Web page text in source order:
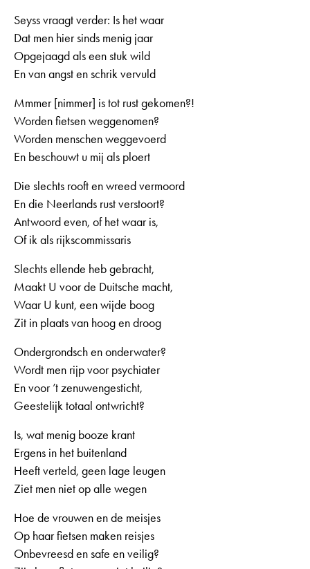
Seyss vraagt verder: Is het waar
Dat men hier sinds menig jaar
Opgejaagd als een stuk wild
En van angst en schrik vervuld
Mmmer [nimmer] is tot rust gekomen?!
Worden fietsen weggenomen?
Worden menschen weggevoerd
En beschouwt u mij als ploert
Die slechts rooft en wreed vermoord
En die Neerlands rust verstoort?
Antwoord even, of het waar is,
Of ik als rijkscommissaris
Slechts ellende heb gebracht,
Maakt U voor de Duitsche macht,
Waar U kunt, een wijde boog
Zit in plaats van hoog en droog
Ondergrondsch en onderwater?
Wordt men rijp voor psychiater
En voor ’t zenuwengesticht,
Geestelijk totaal ontwricht?
Is, wat menig booze krant
Ergens in het buitenland
Heeft verteld, geen lage leugen
Ziet men niet op alle wegen
Hoe de vrouwen en de meisjes
Op haar fietsen maken reisjes
Onbevreesd en safe en veilig?